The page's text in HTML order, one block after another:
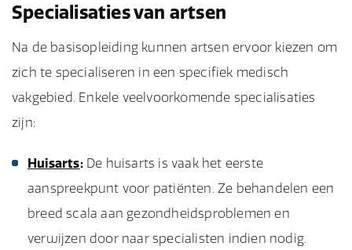
Specialisaties van artsen
Na de basisopleiding kunnen artsen ervoor kiezen om
zich te specialiseren in een specifiek medisch
vakgebied. Enkele veelvoorkomende specialisaties
zijn:
Huisarts:De huisarts is vaak het eerste
aanspreekpunt voor patiënten. Ze behandelen een
breed scala aan gezondheidsproblemen en
verwijzen door naar specialisten indien nodig.